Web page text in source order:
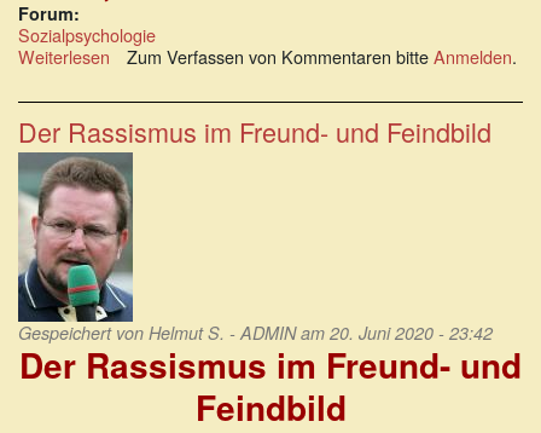
Forum:
Sozialpsychologie
Weiterlesen über
Perfidie
des
Selbstbetrugs
Zum Verfassen von Kommentaren bitteAnmelden.
Der Rassismus im Freund- und Feindbild
Gespeichert von Helmut S. - ADMINam 20. Juni 2020 - 23:42
Der Rassismus im Freund- und
Feindbild